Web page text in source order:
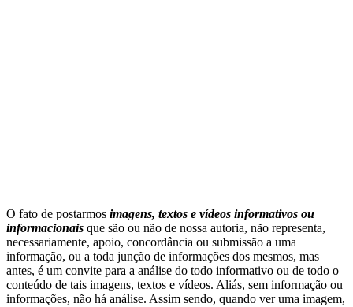
O fato de postarmos imagens, textos e vídeos informativos ou
informacionais que são ou não de nossa autoria, não representa,
necessariamente, apoio, concordância ou submissão a uma
informação, ou a toda junção de informações dos mesmos, mas
antes, é um convite para a análise do todo informativo ou de todo o
conteúdo de tais imagens, textos e vídeos. Aliás, sem informação ou
informações, não há análise. Assim sendo, quando ver uma imagem,